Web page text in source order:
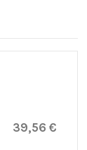
39,56 €